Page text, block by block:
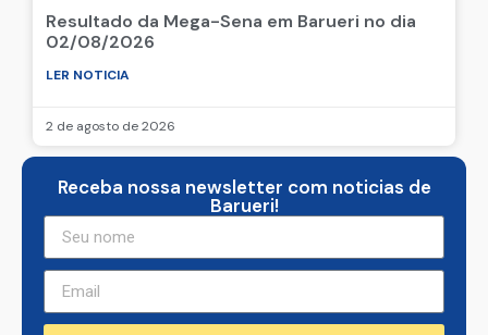
Resultado da Mega-Sena em Barueri no dia
02/08/2026
LER NOTICIA
2 de agosto de 2026
Receba nossa newsletter com noticias de
Barueri!